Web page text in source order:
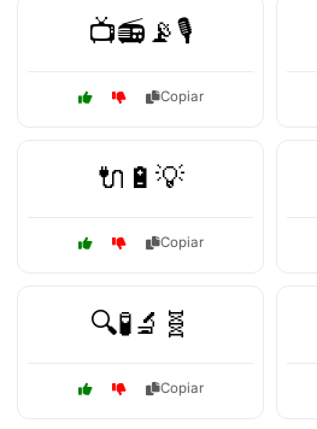
📺📻📡🎙️
Copiar
🔌🔋💡
Copiar
🔍🧪🔬🧬
Copiar